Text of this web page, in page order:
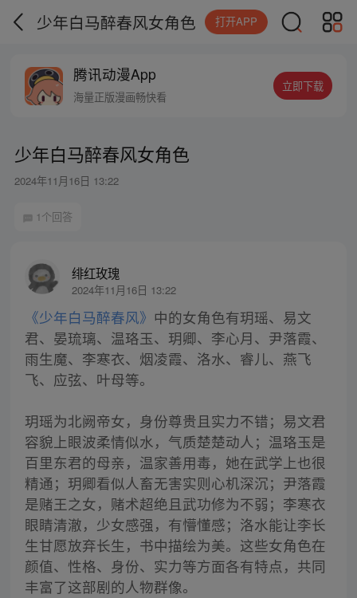
少年白马醉春风女角色 打开APP
腾讯动漫App
海量正版漫画畅快看
立即下载
少年白马醉春风女角色
2024年11月16日 13:22
1个回答
绯红玫瑰
2024年11月16日 13:22
《少年白马醉春风》 中的女角色有玥瑶、易文
君、晏琉璃、温珞玉、玥卿、李心月、尹落霞、
雨生魔、李寒衣、烟凌霞、洛水、睿儿、燕飞
飞、应弦、叶母等。
玥瑶为北阙帝女，身份尊贵且实力不错；易文君
容貌上眼波柔情似水，气质楚楚动人；温珞玉是
百里东君的母亲，温家善用毒，她在武学上也很
精通；玥卿看似人畜无害实则心机深沉；尹落霞
是赌王之女，赌术超绝且武功修为不弱；李寒衣
眼睛清澈，少女感强，有懵懂感；洛水能让李长
生甘愿放弃长生，书中描绘为美。这些女角色在
颜值、性格、身份、实力等方面各有特点，共同
丰富了这部剧的人物群像。